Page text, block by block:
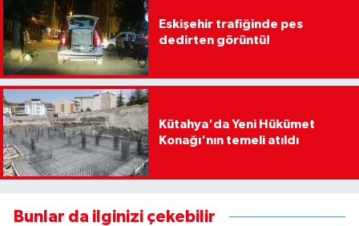
Eskişehir trafiğinde pes
dedirten görüntü!
Kütahya'da Yeni Hükümet
Konağı'nın temeli atıldı
Bunlar da ilginizi çekebilir